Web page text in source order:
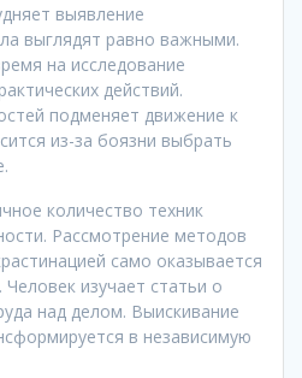
выявление
выглядят равно важными.
на исследование
действий.
подменяет движение к
из-за боязни выбрать
количество техник
Рассмотрение методов
само оказывается
изучает статьи о
над делом. Выискивание
в независимую